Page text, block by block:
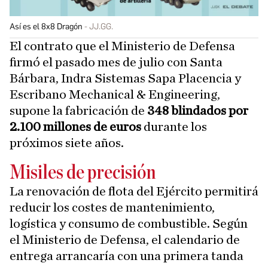
Así es el 8x8 Dragón JJ.GG.
El contrato que el Ministerio de Defensa
firmó el pasado mes de julio con Santa
Bárbara, Indra Sistemas Sapa Placencia y
Escribano Mechanical & Engineering,
supone la fabricación de 348 blindados por
2.100 millones de euros durante los
próximos siete años.
Misiles de precisión
La renovación de flota del Ejército permitirá
reducir los costes de mantenimiento,
logística y consumo de combustible. Según
el Ministerio de Defensa, el calendario de
entrega arrancaría con una primera tanda